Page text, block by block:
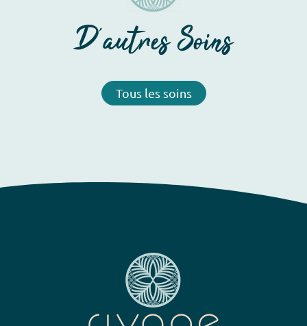
D'autres Soins
Tous les soins